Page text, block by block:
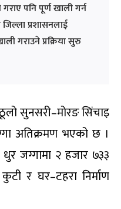
पनि पूर्ण खाली गर्न
प्रशासनलाई
गराउने प्रक्रिया सुरु
सुनसरी–मोरङ सिंचाइ
अतिक्रमण भएको छ ।
धुर जग्गामा २ हजार ७३३
र घर–टहरा निर्माण